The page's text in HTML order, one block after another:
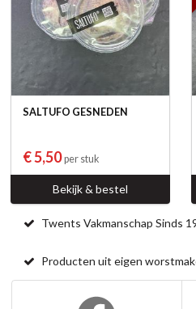
SALTUFO GESNEDEN
€ 5,50per stuk
Bekijk & bestel
Twents Vakmanschap Sinds
Producten uit eigen